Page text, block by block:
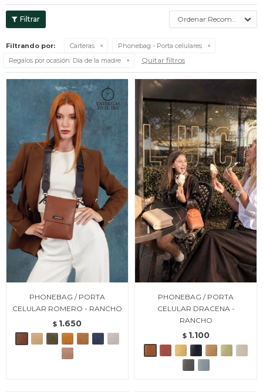
Recomendados
Filtrando por: Carteras
Phonebag - Porta celulares
Regalos por ocasión: Día de la madre Quitar filtros
PHONEBAG / PORTA
CELULAR ROMERO - RANCHO
$ 1.650
PHONEBAG / PORTA
CELULAR DRACENA -
RANCHO
$ 1.100